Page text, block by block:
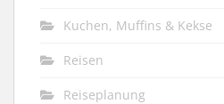
Kuchen, Muffins & Kekse
Reisen
Reiseplanung